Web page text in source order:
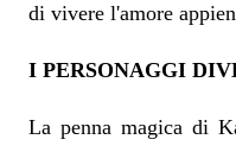
di vivere l'amore
I PERSONAGGI
La penna magica di